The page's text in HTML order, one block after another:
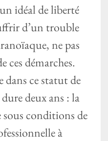
idéal de liberté
d’un trouble
ne pas
ces démarches.
dans ce statut de
deux ans : la
sous conditions de
à